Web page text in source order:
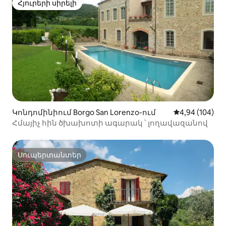
Հյուրերի սիրելի
Հյուրերի սիրելի
Կոնդոմինիում Borgo San Lorenzo-ում Միջին
4,94 (104)
Հմայիչ հին ծխախոտի ագարակ ՝ լողավազանով
Սուպերտանտեր
Սուպերտանտեր